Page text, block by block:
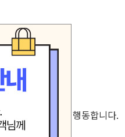
공정하고 바르게 행동합니다.